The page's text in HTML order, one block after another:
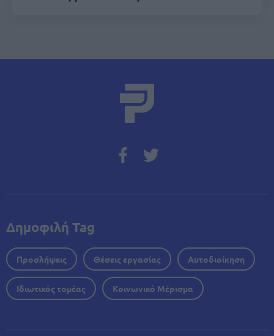
Δημοφιλή Tag
Προσλήψεις Θέσεις εργασίας Αυτοδιοίκηση
Ιδιωτικός τομέας Κοινωνικό Μέρισμα